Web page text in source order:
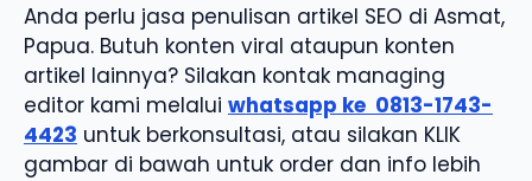
Anda perlu jasa penulisan artikel SEO di Asmat,
Papua. Butuh konten viral ataupun konten
artikel lainnya? Silakan kontak managing
editor kami melalui whatsapp ke 0813-1743-
4423 untuk berkonsultasi, atau silakan KLIK
gambar di bawah untuk order dan info lebih